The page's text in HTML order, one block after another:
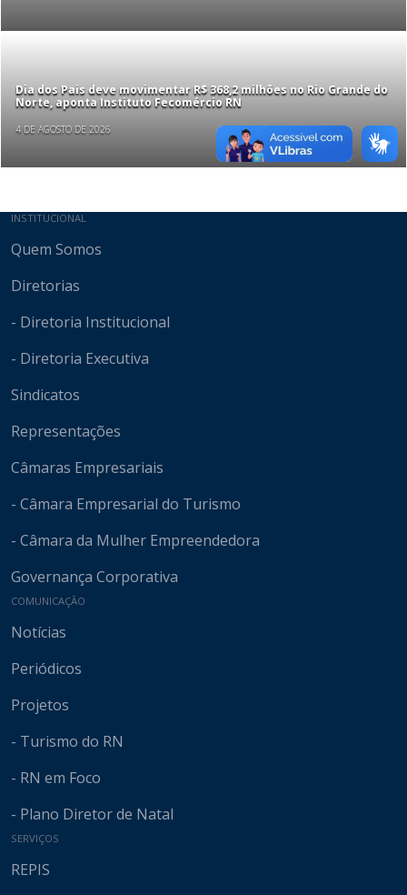
Dia dos Pais deve movimentar R$ 368,2 milhões no Rio Grande do
Norte, aponta Instituto Fecomércio RN
4 DE AGOSTO DE 2026
Mapa do site
INSTITUCIONAL
Quem Somos
Diretorias
- Diretoria Institucional
- Diretoria Executiva
Sindicatos
Representações
Câmaras Empresariais
- Câmara Empresarial do Turismo
- Câmara da Mulher Empreendedora
Governança Corporativa
COMUNICAÇÃO
Notícias
Periódicos
Projetos
- Turismo do RN
- RN em Foco
- Plano Diretor de Natal
SERVIÇOS
REPIS